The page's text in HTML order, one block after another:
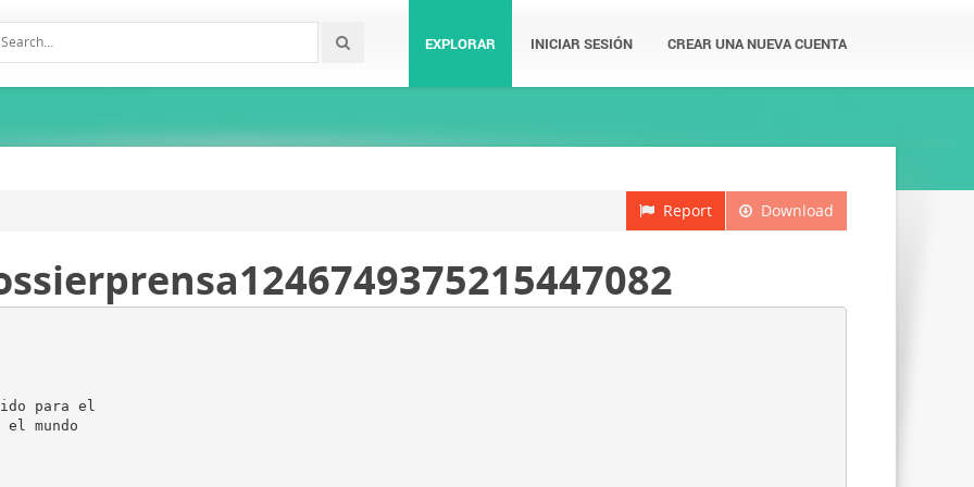
EXPLORAR INICIAR SESIÓN CREAR UNA NUEVA CUENTA
Download
Report